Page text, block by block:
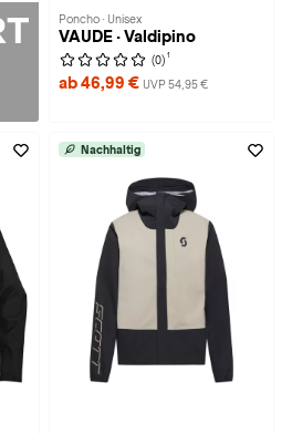
Poncho · Unisex
VAUDE · Valdipino
(0) 1
ab 46,99 € UVP 54,95 €
Nachhaltig